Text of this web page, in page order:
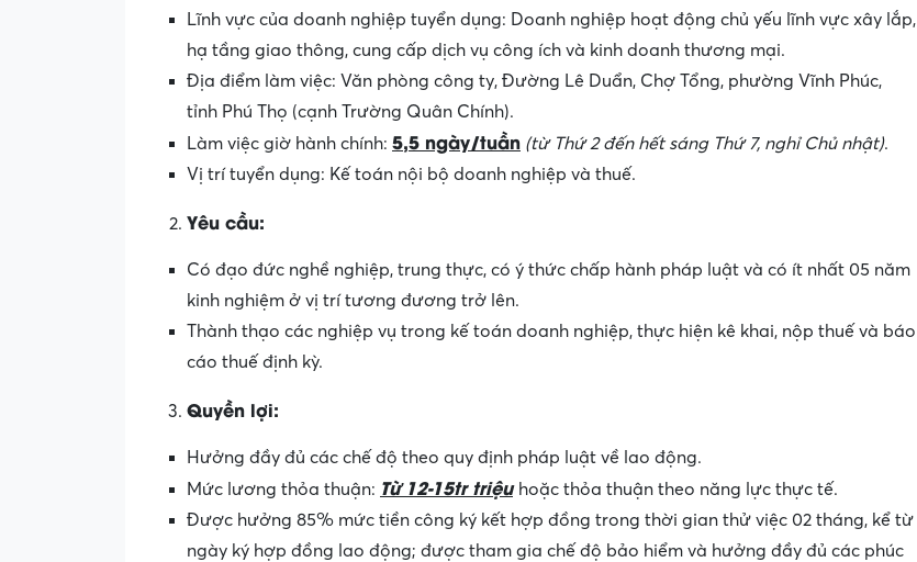
Lĩnh vực của doanh nghiệp tuyển dụng: Doanh nghiệp hoạt động chủ yếu lĩnh vực xây lắp,
hạ tầng giao thông, cung cấp dịch vụ công ích và kinh doanh thương mại.
Địa điểm làm việc: Văn phòng công ty, Đường Lê Duẩn, Chợ Tổng, phường Vĩnh Phúc,
tỉnh Phú Thọ (cạnh Trường Quân Chính).
Làm việc giờ hành chính: 5,5 ngày/tuần (từ Thứ 2 đến hết sáng Thứ 7, nghỉ Chủ nhật).
Vị trí tuyển dụng: Kế toán nội bộ doanh nghiệp và thuế.
Yêu cầu:
Có đạo đức nghề nghiệp, trung thực, có ý thức chấp hành pháp luật và có ít nhất 05 năm
kinh nghiệm ở vị trí tương đương trở lên.
Thành thạo các nghiệp vụ trong kế toán doanh nghiệp, thực hiện kê khai, nộp thuế và báo
cáo thuế định kỳ.
Quyền lợi:
Hưởng đầy đủ các chế độ theo quy định pháp luật về lao động.
Mức lương thỏa thuận: Từ 12-15tr triệu hoặc thỏa thuận theo năng lực thực tế.
Được hưởng 85% mức tiền công ký kết hợp đồng trong thời gian thử việc 02 tháng, kể từ
ngày ký hợp đồng lao động; được tham gia chế độ bảo hiểm và hưởng đầy đủ các phúc